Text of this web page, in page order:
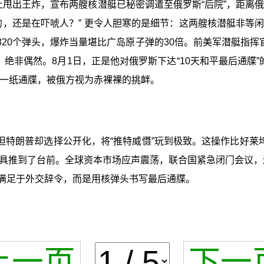
出王炸，宣布两艘核潜艇已秘密调遣至俄罗斯“后院”，距
是在吓唬人？” 更令人胆寒的是细节：这两艘核潜艇非等
个弹头，爆炸当量堪比广岛原子弹的30倍。前美军潜艇指挥
绝非偶然。8月1日，正是他对俄罗斯下达“10天和平最后通
纸通牒，被俄方视为赤裸裸的挑衅。
朗普却选择公开化，将“推特威慑”玩到极致。这操作比好
到了台前。全球资本市场应声震荡，联合国紧急闭门会议
于外交辞令，而是用核弹头书写最后通牒。